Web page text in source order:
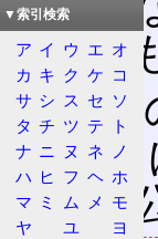
い場合
2003
CDの
のが初
▼索引検索
ア イ ウ エ オ
カ キ ク ケ コ
サ シ ス セ ソ
タ チ ツ テ
ト
ナ ニ ヌ ネ
ノ
ハ ヒ フ ヘ ホ
マ ミ ム メ
モ
ヤ
ユ
ヨ